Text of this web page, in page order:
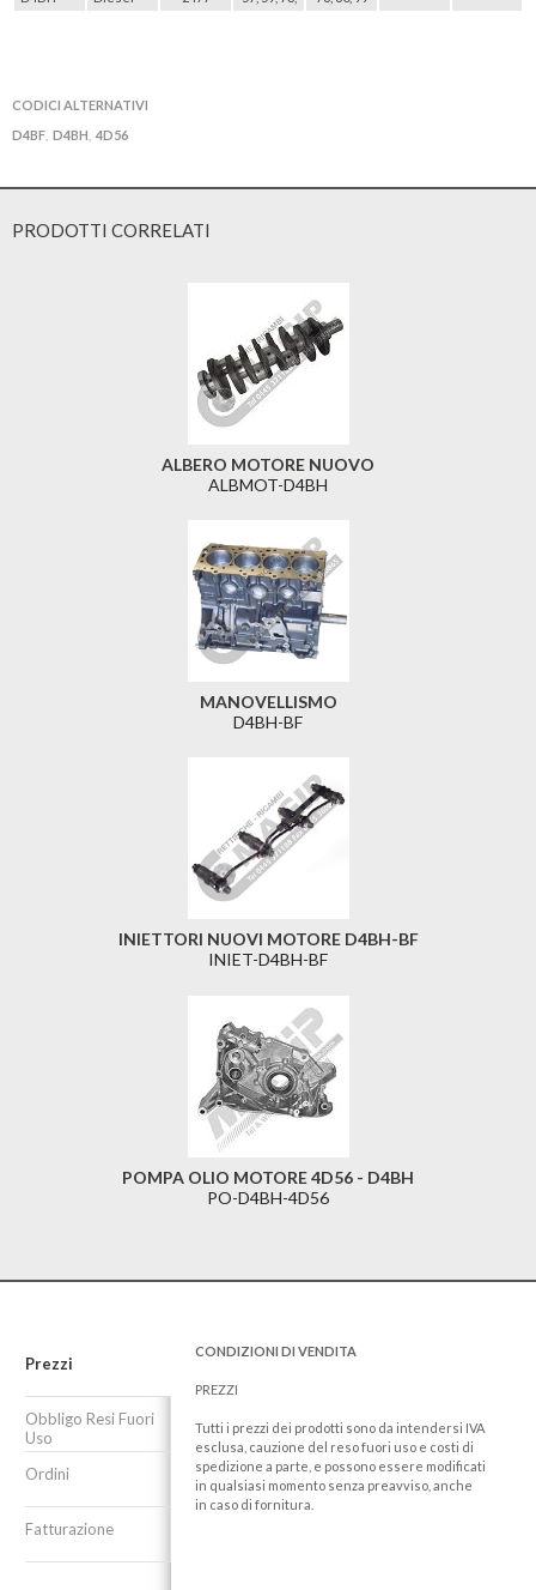
CODICI ALTERNATIVI
D4BF D4BH 4D56
PRODOTTI CORRELATI
ALBERO MOTORE NUOVO
ALBMOT-D4BH
MANOVELLISMO
D4BH-BF
INIETTORI NUOVI MOTORE D4BH-BF
INIET-D4BH-BF
POMPA OLIO MOTORE 4D56 - D4BH
PO-D4BH-4D56
Prezzi
Obbligo Resi Fuori
Uso
Ordini
Fatturazione
CONDIZIONI DI VENDITA
PREZZI
Tutti i prezzi dei prodotti sono da intendersi IVA
esclusa, cauzione del reso fuori uso e costi di
spedizione a parte, e possono essere modificati
in qualsiasi momento senza preavviso, anche
in caso di fornitura.